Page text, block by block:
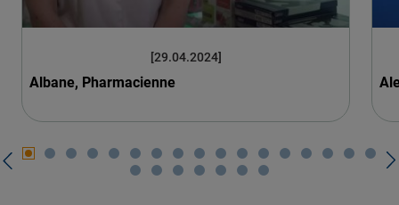
[29.04.2024]
Albane, Pharmacienne